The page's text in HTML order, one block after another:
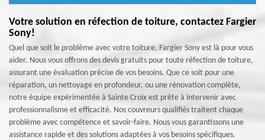
Votre solution en réfection de toiture, contactez Fargier
Sony!
Quel que soit le problème avec votre toiture, Fargier Sony est là pour vous
aider. Nous vous offrons des devis gratuits pour toute réfection de toiture,
assurant une évaluation précise de vos besoins. Que ce soit pour une
réparation, un nettoyage en profondeur, ou une rénovation complète,
notre équipe expérimentée à Sainte Croix est prête à intervenir avec
professionnalisme et efficacité. Nos couvreurs qualifiés traitent chaque
problème avec compétence et savoir-faire. Nous vous garantissons une
assistance rapide et des solutions adaptées à vos besoins spécifiques.